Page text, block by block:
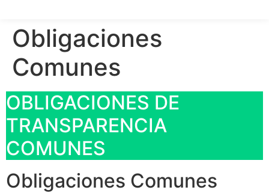
Obligaciones
Comunes
OBLIGACIONES DE
TRANSPARENCIA
COMUNES
Obligaciones Comunes